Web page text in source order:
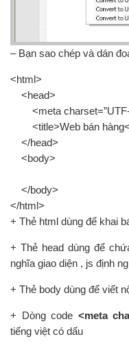
– Bạn sao chép và dán
<html>
<head>
<meta charset=”UTF-
<title>Web bán
</head>
<body>
</body>
</html>
+ Thẻ html dùng để khai
+ Thẻ head dùng để
nghĩa giao diện , js định
+ Thẻ body dùng để viết
+ Dòng code <meta
tiếng việt có dấu